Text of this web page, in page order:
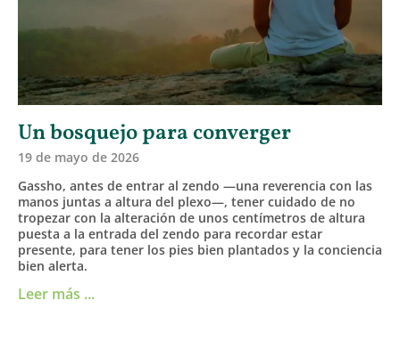
Un bosquejo para converger
19 de mayo de 2026
Gassho, antes de entrar al zendo —una reverencia con las
manos juntas a altura del plexo—, tener cuidado de no
tropezar con la alteración de unos centímetros de altura
puesta a la entrada del zendo para recordar estar
presente, para tener los pies bien plantados y la conciencia
bien alerta.
Leer más ...